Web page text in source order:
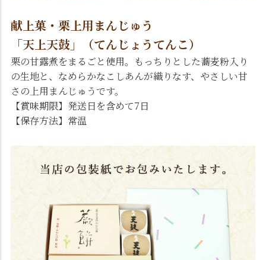
献上菓・栗上用まんじゅう
「天上天鼓」（てんじょうてんこ）
栗の甘露煮をまるごと使用。もっちりとした蕎麦粉入り
の生地と、なめらかなこしあんが織りなす、やさしい甘
さの上用まんじゅうです。
【賞味期限】発送日を含めて7日
【保存方法】常温